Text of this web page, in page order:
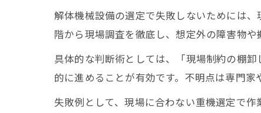
解体機械設備の選定で失敗しないためには
階から現場調査を徹底し、想定外の障害物や
具体的な判断術としては、「現場制約の棚
的に進めることが有効です。不明点は専門家
失敗例として、現場に合わない重機選定で